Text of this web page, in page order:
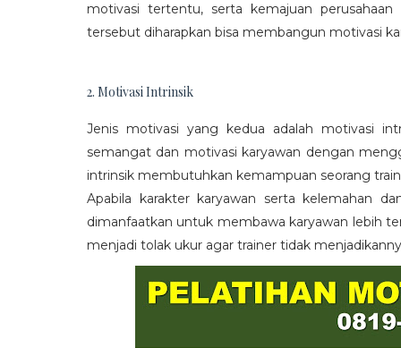
motivasi tertentu, serta kemajuan
tersebut diharapkan bisa membangun motivasi
2. Motivasi Intrinsik
Jenis motivasi yang kedua adalah motivasi
semangat dan motivasi karyawan dengan
intrinsik membutuhkan kemampuan seorang
Apabila karakter karyawan serta kelemahan
dimanfaatkan untuk membawa karyawan lebih
menjadi tolak ukur agar trainer tidak